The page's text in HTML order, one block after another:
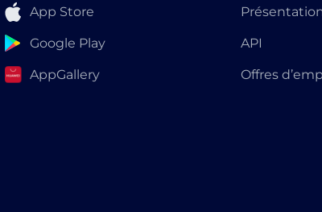
App Store
Google Play
AppGallery
API
Offres